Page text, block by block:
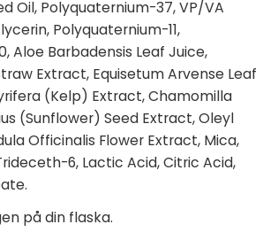
Oil, Polyquaternium-37, VP/VA
Polyquaternium-11,
Aloe Barbadensis Leaf Juice,
Extract, Equisetum Arvense Leaf
(Kelp) Extract, Chamomilla
(Sunflower) Seed Extract, Oleyl
Officinalis Flower Extract, Mica,
6, Lactic Acid, Citric Acid,
på din flaska.